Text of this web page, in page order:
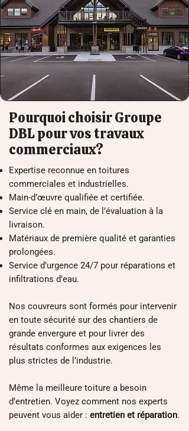
Pourquoi choisir Groupe
DBL pour vos travaux
commerciaux?
Expertise reconnue en toitures
commerciales et industrielles.
Main-d’œuvre qualifiée et certifiée.
Service clé en main, de l’évaluation à la
livraison.
Matériaux de première qualité et garanties
prolongées.
Service d’urgence 24/7 pour réparations et
infiltrations d’eau.
Nos couvreurs sont formés pour intervenir
en toute sécurité sur des chantiers de
grande envergure et pour livrer des
résultats conformes aux exigences les
plus strictes de l’industrie.
Même la meilleure toiture a besoin
d’entretien. Voyez comment nos experts
peuvent vous aider : entretien et réparation.